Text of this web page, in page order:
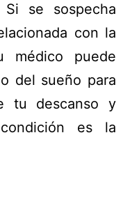
se sospecha
con la
médico puede
del sueño para
tu descanso y
es la